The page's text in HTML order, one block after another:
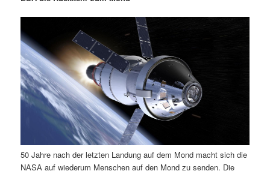
r
e
n
n
d
ä
r
n
n
a
v
i
g
a
t
i
o
50 Jahre nach der letzten Landung auf dem Mond macht sich die
NASA auf wiederum Menschen auf den Mond zu senden. Die